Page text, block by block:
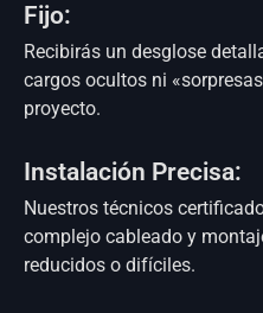
Fijo:
Recibirás un desglose
cargos ocultos ni
proyecto.
Instalación Precisa:
Nuestros técnicos
complejo cableado y
reducidos o difíciles.